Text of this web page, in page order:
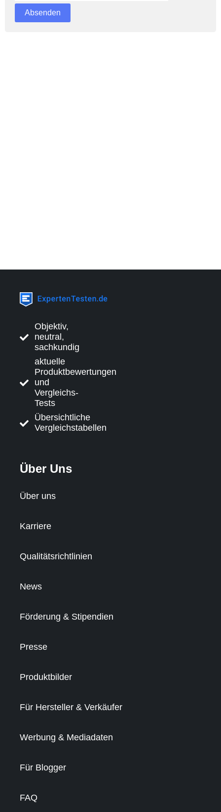
Objektiv,
neutral,
sachkundig
aktuelle
Produktbewertungen
und
Vergleichs-
Tests
Übersichtliche
Vergleichstabellen
Über Uns
Über uns
Karriere
Qualitätsrichtlinien
News
Förderung & Stipendien
Presse
Produktbilder
Für Hersteller & Verkäufer
Werbung & Mediadaten
Für Blogger
FAQ